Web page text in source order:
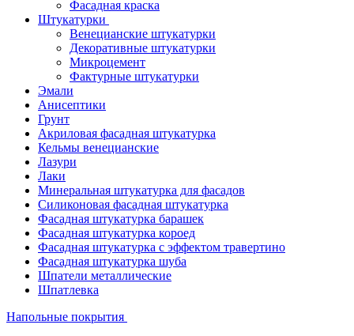
Фасадная краска
Штукатурки
Венецианские штукатурки
Декоративные штукатурки
Микроцемент
Фактурные штукатурки
Эмали
Анисептики
Грунт
Акриловая фасадная штукатурка
Кельмы венецианские
Лазури
Лаки
Минеральная штукатурка для фасадов
Силиконовая фасадная штукатурка
Фасадная штукатурка барашек
Фасадная штукатурка короед
Фасадная штукатурка с эффектом травертино
Фасадная штукатурка шуба
Шпатели металлические
Шпатлевка
Напольные покрытия